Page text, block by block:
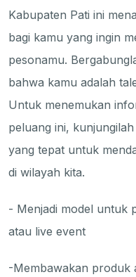
Kabupaten Pati ini
bagi kamu yang ingin
pesonamu.
bahwa kamu adalah
Untuk menemukan
peluang ini, kunjungilah
yang tepat untuk
di wilayah kita.
- Menjadi model untuk
atau live event
-Membawakan produk